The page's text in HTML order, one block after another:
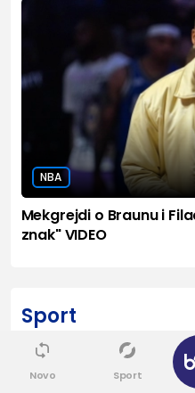
NBA
Mekgrejdi o Braunu i
znak" VIDEO
Sport
Novo Sport
✕